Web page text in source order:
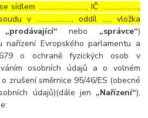
sídlem ………………………, IČ …………………,
v ……………….., oddíl …., vložka
„prodávající“ nebo „správce“)
nařízení Evropského parlamentu a
o ochraně fyzických osob v
osobních údajů a o volném
zrušení směrnice 95/46/ES (obecné
údajů)(dále jen „Nařízení“),